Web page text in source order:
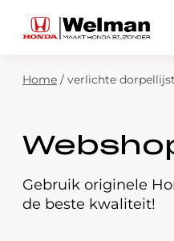
Modellen
Over ons
Zoekfunctie
Plan
Mijn
Home / verlichte
Gebruik originele
de beste kwaliteit!